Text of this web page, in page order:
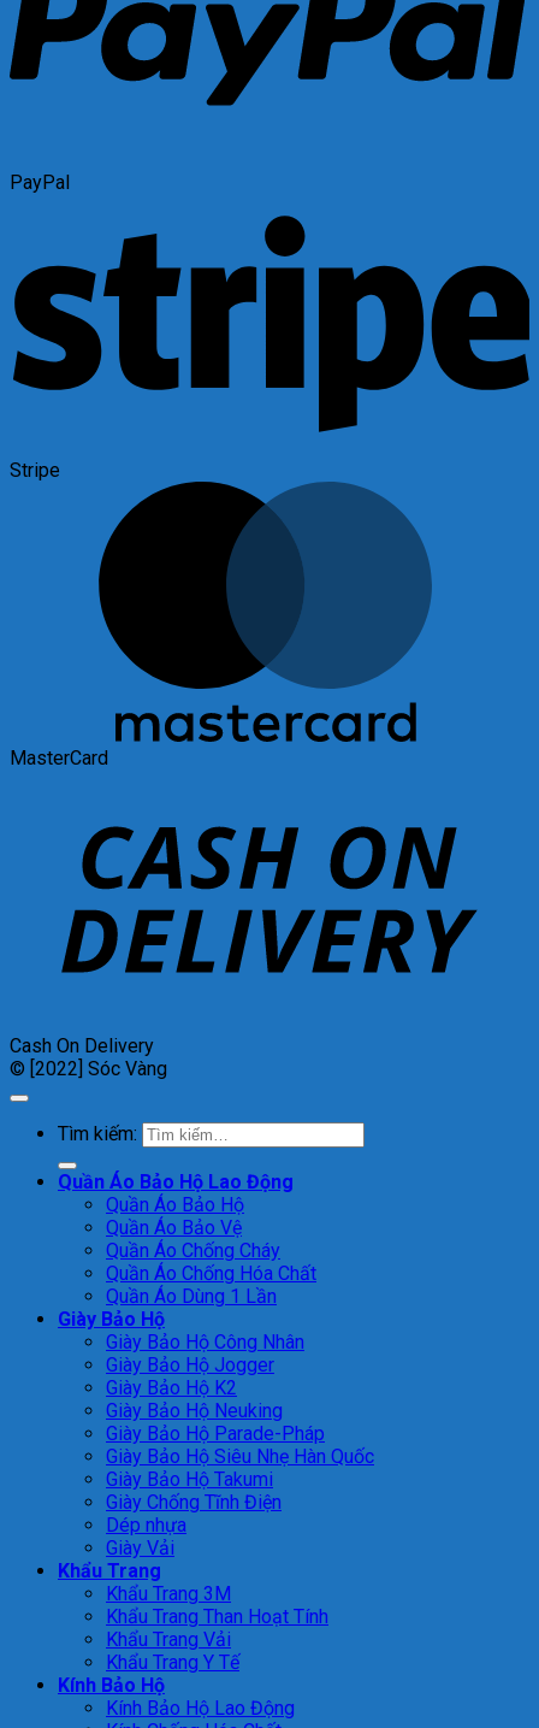
PayPal
Stripe
MasterCard
Cash On Delivery
© [2022] Sóc Vàng
Tìm kiếm:
Quần Áo Bảo Hộ Lao Động
Quần Áo Bảo Hộ
Quần Áo Bảo Vệ
Quần Áo Chống Cháy
Quần Áo Chống Hóa Chất
Quần Áo Dùng 1 Lần
Giày Bảo Hộ
Giày Bảo Hộ Công Nhân
Giày Bảo Hộ Jogger
Giày Bảo Hộ K2
Giày Bảo Hộ Neuking
Giày Bảo Hộ Parade-Pháp
Giày Bảo Hộ Siêu Nhẹ Hàn Quốc
Giày Bảo Hộ Takumi
Giày Chống Tĩnh Điện
Dép nhựa
Giày Vải
Khẩu Trang
Khẩu Trang 3M
Khẩu Trang Than Hoạt Tính
Khẩu Trang Vải
Khẩu Trang Y Tế
Kính Bảo Hộ
Kính Bảo Hộ Lao Động